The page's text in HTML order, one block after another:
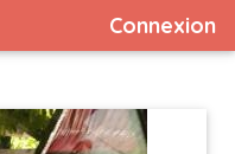
Connexion